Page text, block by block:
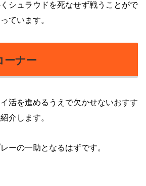
シュラウドを死なせず戦うことがで
ています。
ーナー
活を進めるうえで欠かせないおすす
介します。
ーの一助となるはずです。